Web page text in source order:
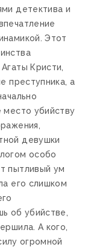
детектива и
Этот
Кристи,
преступника, а
место убийству
девушки
особо
пытливый ум
его слишком
об убийстве,
А кого,
огромной